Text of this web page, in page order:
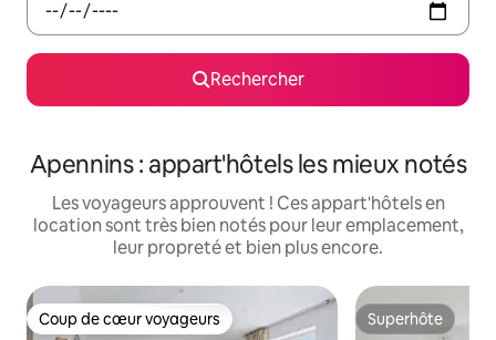
Rechercher
Apennins : appart'hôtels les mieux notés
Les voyageurs approuvent ! Ces appart'hôtels en
location sont très bien notés pour leur emplacement,
leur propreté et bien plus encore.
Coup de cœur voyageurs
Coup de cœur voyageurs Superhôte
Superhôte